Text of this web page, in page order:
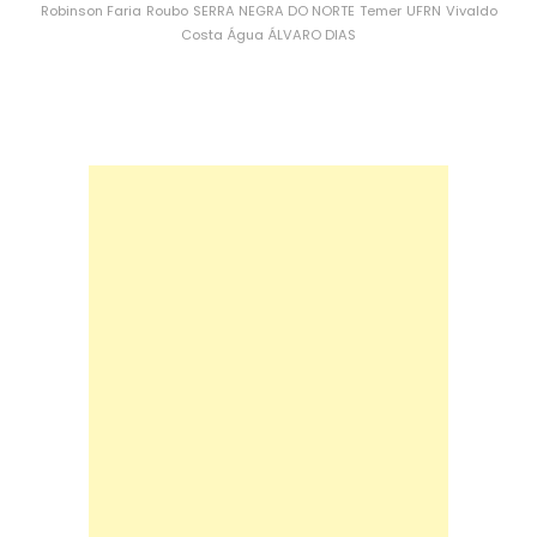
Robinson Faria Roubo SERRA NEGRA DO NORTE Temer UFRN Vivaldo
Costa Água ÁLVARO DIAS